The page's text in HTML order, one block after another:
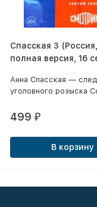
Спасская 3
полная версия, 16
Анна Спасская —
уголовного розыска
характером.
499₽
В корзину